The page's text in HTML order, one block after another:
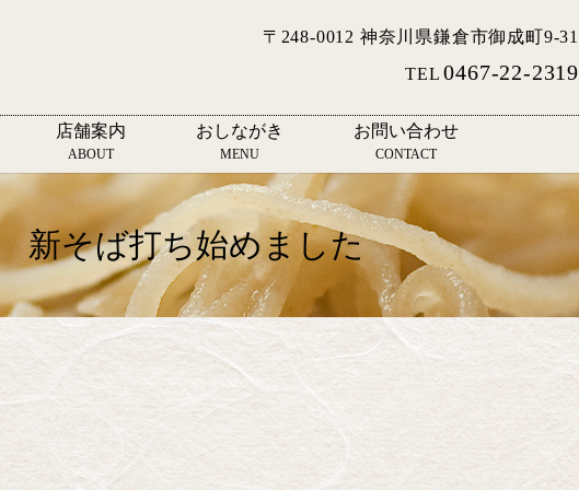
〒248-0012 神奈川県鎌倉市御成町9-31
TEL 0467-22-2319
店舗案内
ABOUT
おしながき
MENU
お問い合わせ
CONTACT
新そば打ち始めました